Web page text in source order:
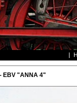
EBV "ANNA 4"